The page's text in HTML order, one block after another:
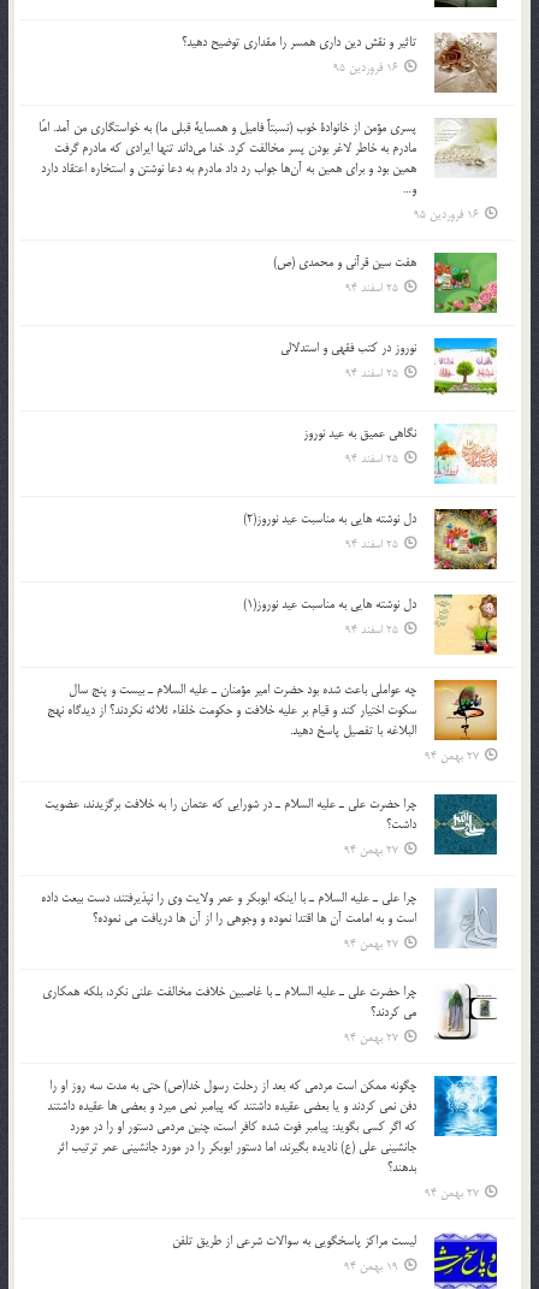
تاثير و نقش دين داري همسر را مقداري توضيح دهيد؟
16 فروردین 95
پسري مؤمن از خانوادة خوب (نسبتاً فاميل و همساية قبلي ما) به خواستگاري من آمد. امّا
مادرم به خاطر لاغر بودن پسر مخالفت كرد. خدا مي‌داند تنها ايرادي كه مادرم گرفت
همين بود و براي همين به آن‌ها جواب رد داد مادرم به دعا نوشتن و استخاره اعتقاد دارد
و…
16 فروردین 95
هفت سین قرآنی و محمدی (ص)
25 اسفند 94
نوروز در كتب فقهى و استدلالى‏
25 اسفند 94
نگاهى عميق به عيد نوروز
25 اسفند 94
دل نوشته هایی به مناسبت عید نوروز(2)
25 اسفند 94
دل نوشته هایی به مناسبت عید نوروز(1)
25 اسفند 94
چه عواملي باعث شده بود حضرت امير مؤمنان ـ عليه السلام ـ بيست و پنج سال
سکوت اختيار کند و قيام بر عليه خلافت و حکومت خلفاء ثلاثه نکردند؟ از ديدگاه نهج
البلاغه با تفصيل پاسخ دهيد.
27 بهمن 94
چرا حضرت علي ـ عليه السلام ـ در شورايي كه عثمان را به خلافت برگزيدند، عضويت
داشت؟
27 بهمن 94
چرا علي ـ عليه السلام ـ با اينكه ابوبكر و عمر ولايت وي را نپذيرفتند، دست بيعت داده
است و به امامت آن ها اقتدا نموده و وجوهي را از آن ها دريافت مي نموده؟
27 بهمن 94
چرا حضرت علي ـ عليه السلام ـ با غاصبين خلافت مخالفت علني نکرد، بلكه همكاري
مي کردند؟
27 بهمن 94
چگونه ممكن است مردمي كه بعد از رحلت رسول خدا(ص) حتی به مدت سه روز او را
دفن نمي كردند و یا بعضي عقيده داشتند كه پيامبر نمي ميرد و بعضي ها عقيده داشتند
كه اگر كسي بگويد: پيامبر فوت شده كافر است، چنین مردمی دستور او را در مورد
جانشيني علي (ع) ناديده بگيرند، اما دستور ابوبكر را در مورد جانشيني عمر ترتیب اثر
بدهند؟
27 بهمن 94
لیست مراکز پاسخگویی به سوالات شرعی از طریق تلفن
19 بهمن 94